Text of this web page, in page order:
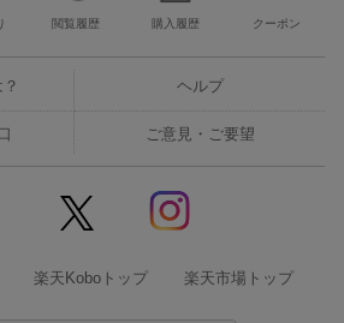
の倶楽部」
[1984]
クション
に乗る!?
めに
閲覧履歴 購入履歴 クーポン
ヘルプ
ご意見・ご要望
楽天Koboトップ 楽天市場トップ